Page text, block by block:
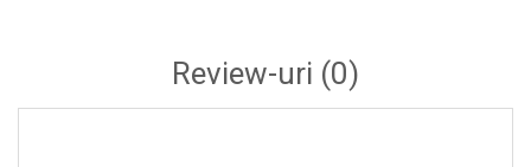
Casti wireless / fara firReview-uri (0)